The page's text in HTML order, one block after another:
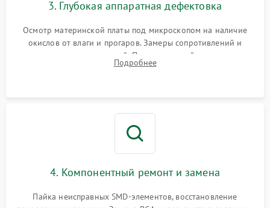
3. Глубокая аппаратная дефектовка
Осмотр материнской платы под микроскопом на наличие
окислов от влаги и прогаров. Замеры сопротивлений и
дежурных напряжений. Проверка цепей питания,
мультиконтроллера, процессора и видеочипа.
Подробнее
4. Компонентный ремонт и замена
Пайка неисправных SMD-элементов, восстановление